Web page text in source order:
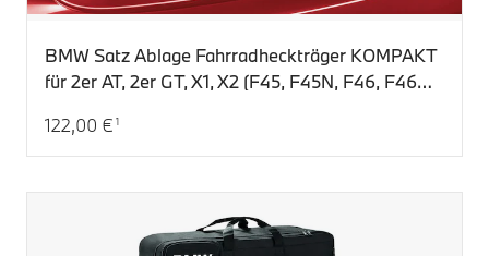
BMW Satz Ablage Fahrradheckträger KOMPAKT
für 2er AT, 2er GT, X1, X2 (F45, F45N, F46, F46N,
Aktueller Preis: 122,00 €
122,00 € 1